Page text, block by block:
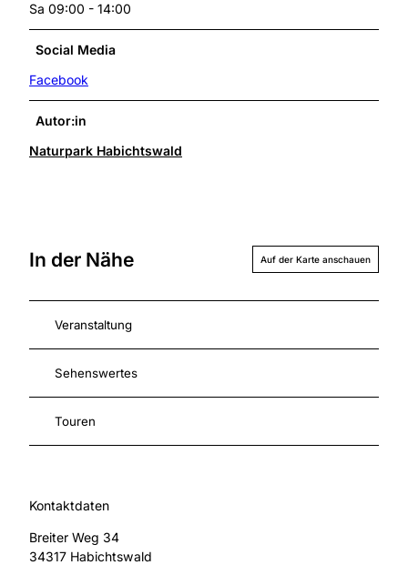
Sa 09:00 - 14:00
Social Media
Facebook
Autor:in
Naturpark Habichtswald
In der Nähe Auf der Karte anschauen
Veranstaltung
Sehenswertes
Touren
Kontaktdaten
Breiter Weg 34
34317 Habichtswald